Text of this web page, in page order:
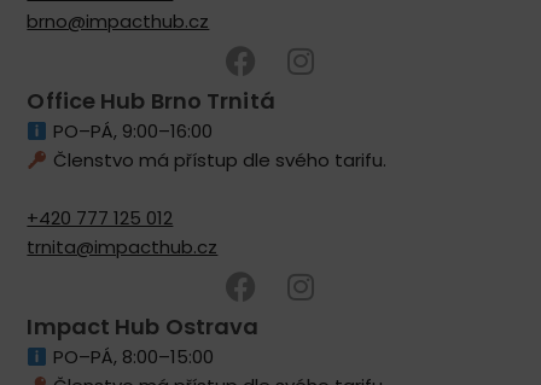
brno@impacthub.cz
Office Hub Brno Trnitá
PO–PÁ, 9:00–16:00
Členstvo má přístup dle svého tarifu.
+420 777 125 012
trnita@impacthub.cz
Impact Hub Ostrava
PO–PÁ, 8:00–15:00